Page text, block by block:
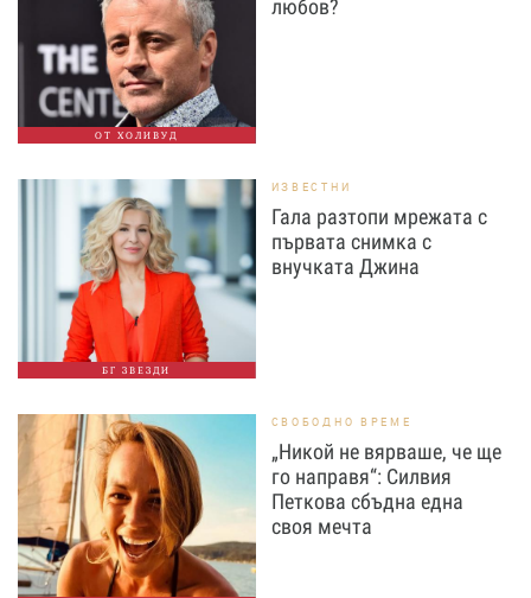
ОТ ХОЛИВУД
любов?
БГ ЗВЕЗДИ
ИЗВЕСТНИ
Гала разтопи мрежата с
първата снимка с
внучката Джина
СВОБОДНО ВРЕМЕ
„Никой не вярваше, че ще
го направя“: Силвия
Петкова сбъдна една
своя мечта